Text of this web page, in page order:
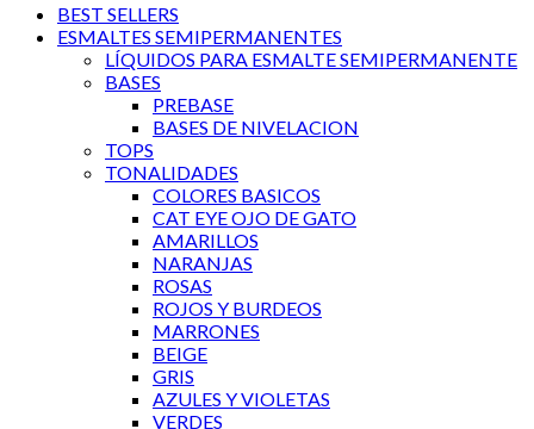
BEST SELLERS
ESMALTES SEMIPERMANENTES
LÍQUIDOS PARA ESMALTE SEMIPERMANENTE
BASES
PREBASE
BASES DE NIVELACION
TOPS
TONALIDADES
COLORES BASICOS
CAT EYE OJO DE GATO
AMARILLOS
NARANJAS
ROSAS
ROJOS Y BURDEOS
MARRONES
BEIGE
GRIS
AZULES Y VIOLETAS
VERDES